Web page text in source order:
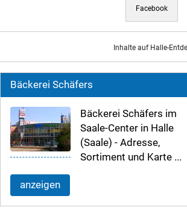
Facebook
Inhalte auf Halle-
Bäckerei Schäfers
Bäckerei Schäfers im
Saale-Center in Halle
(Saale) - Adresse,
Sortiment und Karte ...
anzeigen